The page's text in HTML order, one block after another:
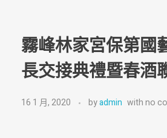
霧峰林家宮保第國
長交接典禮暨春酒
16 1 月, 2020 byadmin withno